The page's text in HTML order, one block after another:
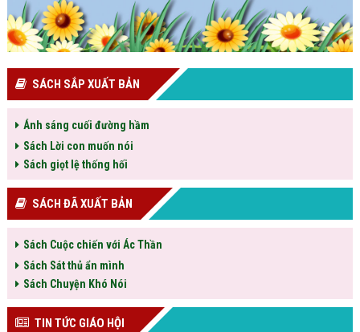
SÁCH SẮP XUẤT BẢN
Ánh sáng cuối đường hầm
Sách Lời con muốn nói
Sách giọt lệ thống hối
SÁCH ĐÃ XUẤT BẢN
Sách Cuộc chiến với Ác Thần
Sách Sát thủ ẩn mình
Sách Chuyện Khó Nói
TIN TỨC GIÁO HỘI